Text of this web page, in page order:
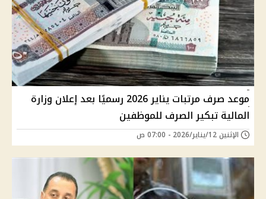
موعد صرف مرتبات يناير 2026 رسميًا بعد إعلان وزارة
المالية تبكير الصرف للموظفين
الإثنين 12/يناير/2026 - 07:00 ص